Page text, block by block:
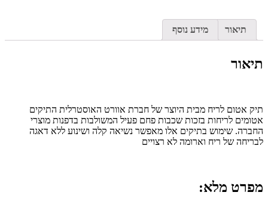
תיאור מידע נוסף
תיאור
תיק אטום לריח מבית היוצר של חברת אוורט האוסטרלית התיקים
אטומים לריחות בזכות שכבות פחם פעיל המשולבות בדפנות מוצרי
החברה. שימוש בתיקים אלו מאפשר נשיאה קלה ושינוע ללא דאגה
לבריחה של ריח וארומה לא רצויים
מפרט מלא: